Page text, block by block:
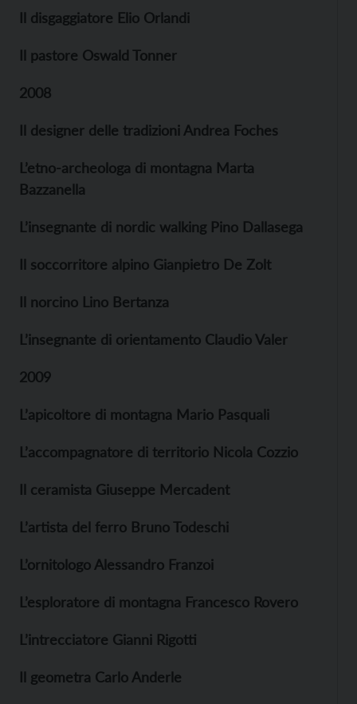
Il disgaggiatore Elio Orlandi
Il pastore Oswald Tonner
2008
Il designer delle tradizioni Andrea Foches
L’etno-archeologa di montagna Marta
Bazzanella
L’insegnante di nordic walking Pino Dallasega
Il soccorritore alpino Gianpietro De Zolt
Il norcino Lino Bertanza
L’insegnante di orientamento Claudio Valer
2009
L’apicoltore di montagna Mario Pasquali
L’accompagnatore di territorio Nicola Cozzio
Il ceramista Giuseppe Mercadent
L’artista del ferro Bruno Todeschi
L’ornitologo Alessandro Franzoi
L’esploratore di montagna Francesco Rovero
L’intrecciatore Gianni Rigotti
Il geometra Carlo Anderle